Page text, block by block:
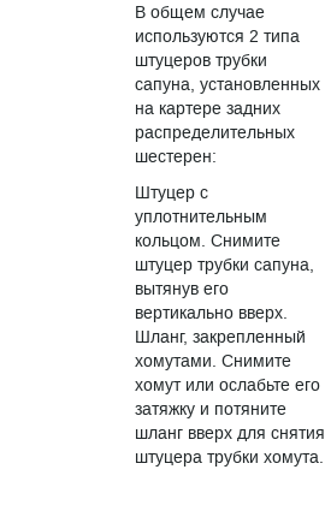
В общем случае
используются 2 типа
штуцеров трубки
сапуна, установленных
на картере задних
распределительных
шестерен:
Штуцер с
уплотнительным
кольцом. Снимите
штуцер трубки сапуна,
вытянув его
вертикально вверх.
Шланг, закрепленный
хомутами. Снимите
хомут или ослабьте его
затяжку и потяните
шланг вверх для снятия
штуцера трубки хомута.